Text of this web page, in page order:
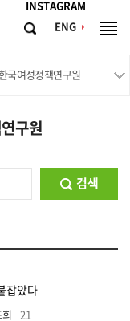
INSTAGRAM
ENG
검
체
국여성정책연구원
구원
검색
잡았다
21